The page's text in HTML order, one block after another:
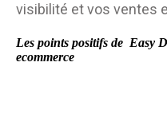
visibilité et vos ventes
Les points positifs de Easy
ecommerce